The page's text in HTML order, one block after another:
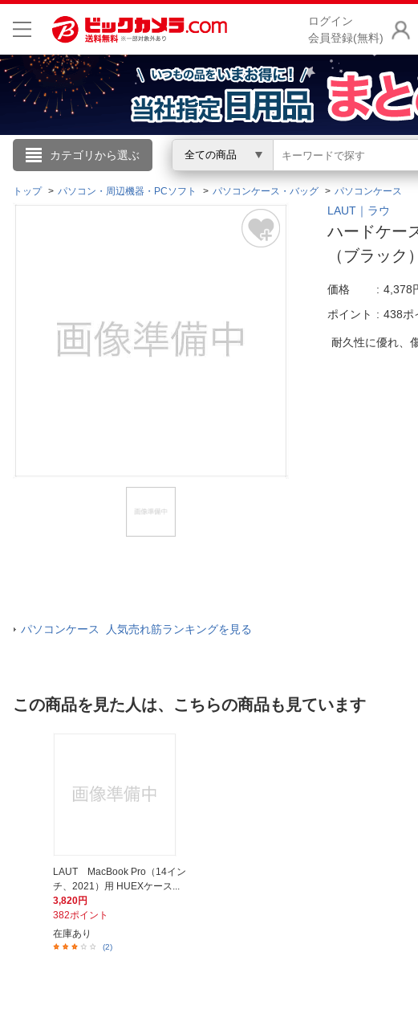
ログイン
会員登録(無料)
カテゴリから選ぶ 全ての商品
こんにちは
ログイン
閲覧履歴
トップ パソコン・周辺機器・PCソフト パソコンケース・バッグ パソコンケース
LAUT｜ラウ
ハードケー
（ブラッ
価格 4,378
ポイント
438ポ
耐久性に優れ
パソコンケース 人気売れ筋ランキングを見る
この商品を見た人は、こちらの商品も見ています
LAUT MacBook Pro（14イン
チ、2021）用 HUEXケース...
3,820円
382ポイント
在庫あり
(2)